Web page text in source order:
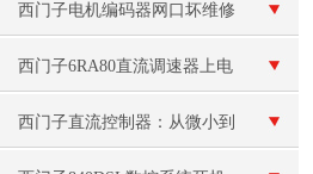
西门子电机编码器网口坏维修
西门子6RA80直流调速器上电
报警F60038故障代码修复
西门子直流控制器：从微小到